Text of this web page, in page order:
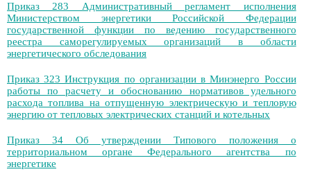
Приказ 283 Административный регламент исполнения
Министерством энергетики Российской Федерации
государственной функции по ведению государственного
реестра саморегулируемых организаций в области
энергетического обследования
Приказ 323 Инструкция по организации в Минэнерго России
работы по расчету и обоснованию нормативов удельного
расхода топлива на отпущенную электрическую и тепловую
энергию от тепловых электрических станций и котельных
Приказ 34 Об утверждении Типового положения о
территориальном органе Федерального агентства по
энергетике